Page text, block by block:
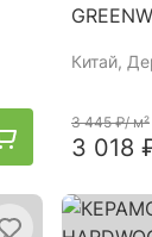
Китай,
3 445 ₽/ м²
3 018